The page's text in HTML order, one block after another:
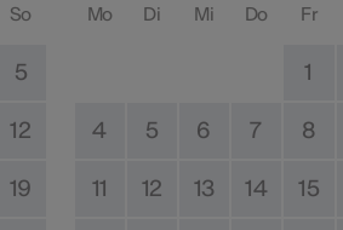
So
5
12
19
Mo Di Mi Do Fr
1
4 5 6 7 8
11 12 13 14 15